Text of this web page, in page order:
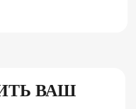
ВАШ